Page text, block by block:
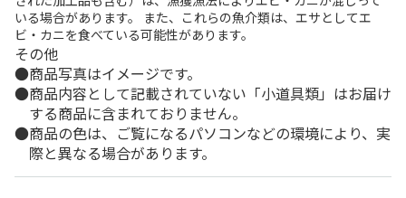
いる場合があります。 また、これらの魚介類は、エサとしてエ
ビ・カニを食べている可能性があります。
その他
商品写真はイメージです。
商品内容として記載されていない「小道具類」はお届け
する商品に含まれておりません。
商品の色は、ご覧になるパソコンなどの環境により、実
際と異なる場合があります。